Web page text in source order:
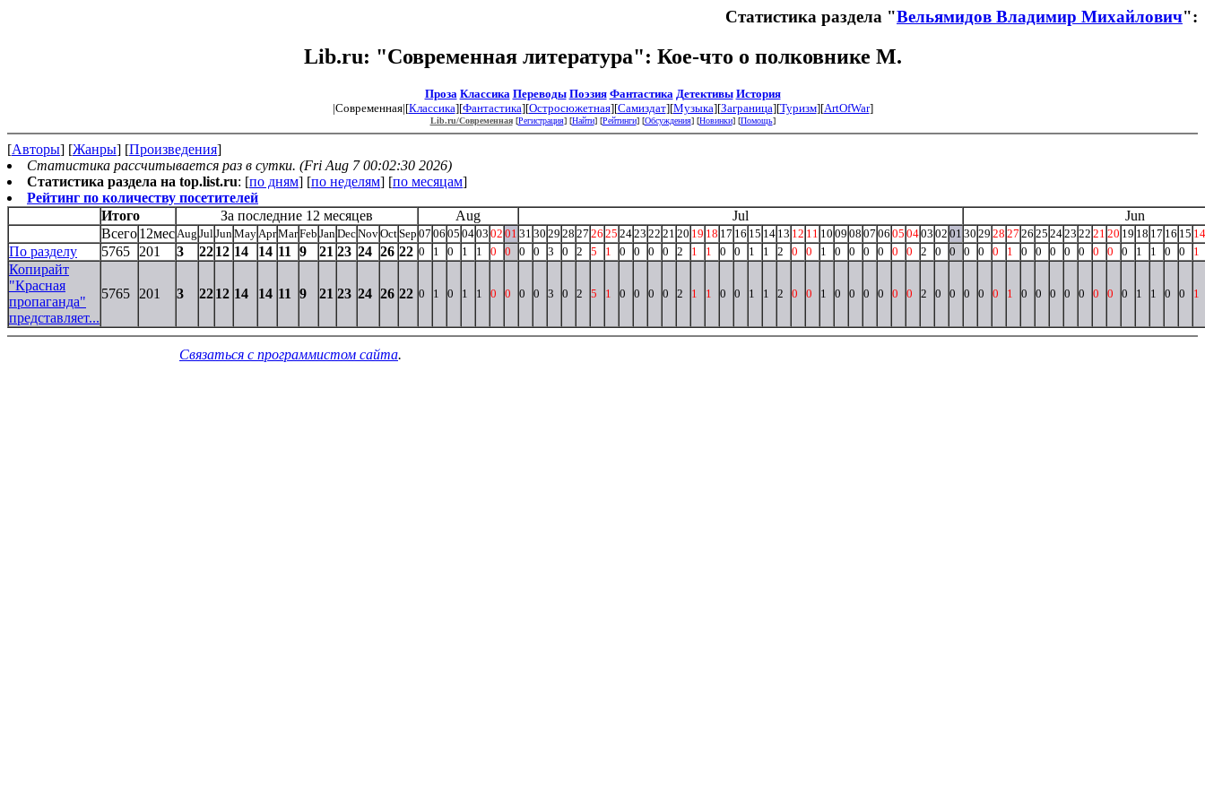
Статистика раздела "Вельямидов Владимир Михайлович":
Lib.ru: "Современная литература": Кое-что о полковнике М.
Проза Классика Переводы Поэзия Фантастика Детективы История
|Современная|[Классика][Фантастика][Остросюжетная][Самиздат][Музыка][Заграница][Туризм][ArtOfWar]
Lib.ru/Современная[Регистрация] [Найти] [Рейтинги] [Обсуждения] [Новинки] [Помощь]
[Авторы] [Жанры] [Произведения]
Статистика рассчитывается раз в сутки. (Fri Aug 7 00:02:30 2026)
Статистика раздела на top.list.ru: [по дням] [по неделям] [по месяцам]
Рейтинг по количеству посетителей
Итого
За последние 12 месяцев Aug Jul
Jun
Всего12мес Aug Jul Jun May AprMarFeb Jan DecNovOctSep 07 06 05 0403 02 01 31 30 29 28 27 26 25 2423 22 21 20 19 18 17 16 15 14 13 12 11 10 09 08 07 06 05 0403 02 01 30 29 28 27 26 25 2423 22 21 20 19 18 17 16 15 14
По разделу 5765 201 3 2212 14 14 11 9 21 23 24 26 22 0 1 0 1 1 0 0 0 0 3 0 2 5 1 0 0 0 0 2 1 1 0 0 1 1 2 0 0 1 0 0 0 0 0 0 2 0 0 0 0 0 1 0 0 0 0 0 0 0 0 1 1 0 0 1
Копирайт
"Красная
пропаганда"
представляет...
5765 201 3 2212 14 14 11 9 21 23 24 26 22 0 1 0 1 1 0 0 0 0 3 0 2 5 1 0 0 0 0 2 1 1 0 0 1 1 2 0 0 1 0 0 0 0 0 0 2 0 0 0 0 0 1 0 0 0 0 0 0 0 0 1 1 0 0 1
Связаться с программистом сайта.